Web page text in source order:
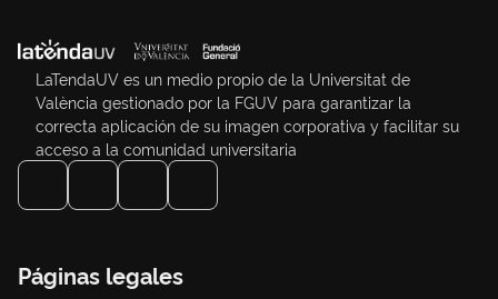
LaTendaUV es un medio propio de la Universitat de
València gestionado por la FGUV para garantizar la
correcta aplicación de su imagen corporativa y facilitar su
acceso a la comunidad universitaria
Páginas legales